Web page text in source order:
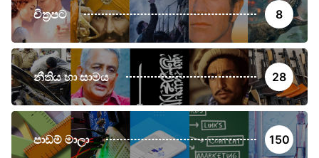
චිත්‍රපට 8
නීතිය හා සාමය 28
පාඩම් මාලා 150